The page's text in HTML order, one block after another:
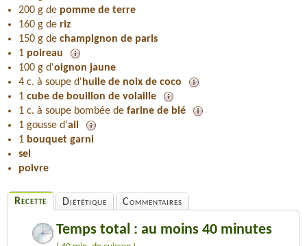
200 g de pomme de terre
160 g de riz
150 g de champignon de paris
1 poireau
100 g d'oignon jaune
4 c. à soupe d' huile de noix de coco
1 cube de bouillon de volaille
1 c. à soupe bombée de farine de blé
1 gousse d'ail
1 bouquet garni
sel
poivre
Recette Diététique Commentaires
Temps total : au moins 40 minutes